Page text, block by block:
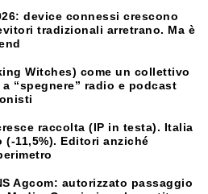
device connessi crescono
tradizionali arretrano. Ma è
Witches) come un collettivo
“spegnere” radio e podcast
raccolta (IP in testa). Italia
11,5%). Editori anziché
Agcom: autorizzato passaggio